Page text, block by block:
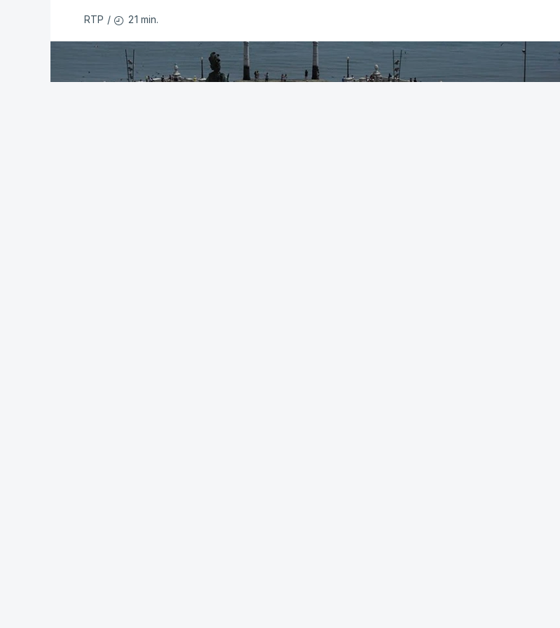
passado.
Após a publicação desses resultados, os alunos terão três dias para submeter a
candidatura à 1.ª fase do concurso de acesso ao ensino superiorcaso só então
RTP / 21 min.